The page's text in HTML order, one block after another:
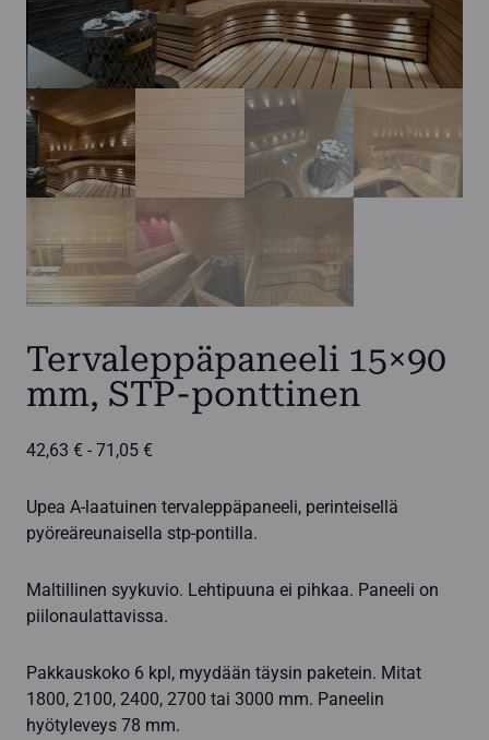
Tervaleppäpaneeli 15×90
mm, STP-ponttinen
42,63 € - 71,05 €
-
71,05 €
Upea A-laatuinen tervaleppäpaneeli, perinteisellä
pyöreäreunaisella stp-pontilla.
Maltillinen syykuvio. Lehtipuuna ei pihkaa. Paneeli on
piilonaulattavissa.
Pakkauskoko 6 kpl, myydään täysin paketein. Mitat
1800, 2100, 2400, 2700 tai 3000 mm. Paneelin
hyötyleveys 78 mm.